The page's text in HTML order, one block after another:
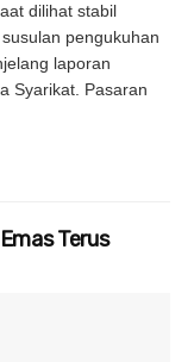
dilihat stabil
pengukuhan
laporan
Syarikat. Pasaran
Terus